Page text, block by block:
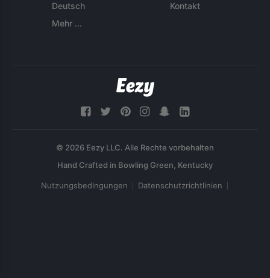
Deutsch
Mehr ...
Kontakt
© 2026 Eezy LLC. Alle Rechte vorbehalten
Nutzungsbedingungen Datenschutzrichtlinien